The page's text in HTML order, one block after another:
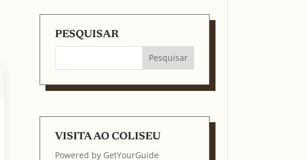
PESQUISAR
VISITA AO COLISEU
Powered by GetYourGuide